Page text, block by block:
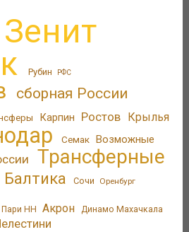
Зенит
Рубин РФС
сборная России
Карпин Ростов Крылья
Семак Возможные
Трансферные
Балтика Сочи Оренбург
Пари НН Акрон Динамо Махачкала